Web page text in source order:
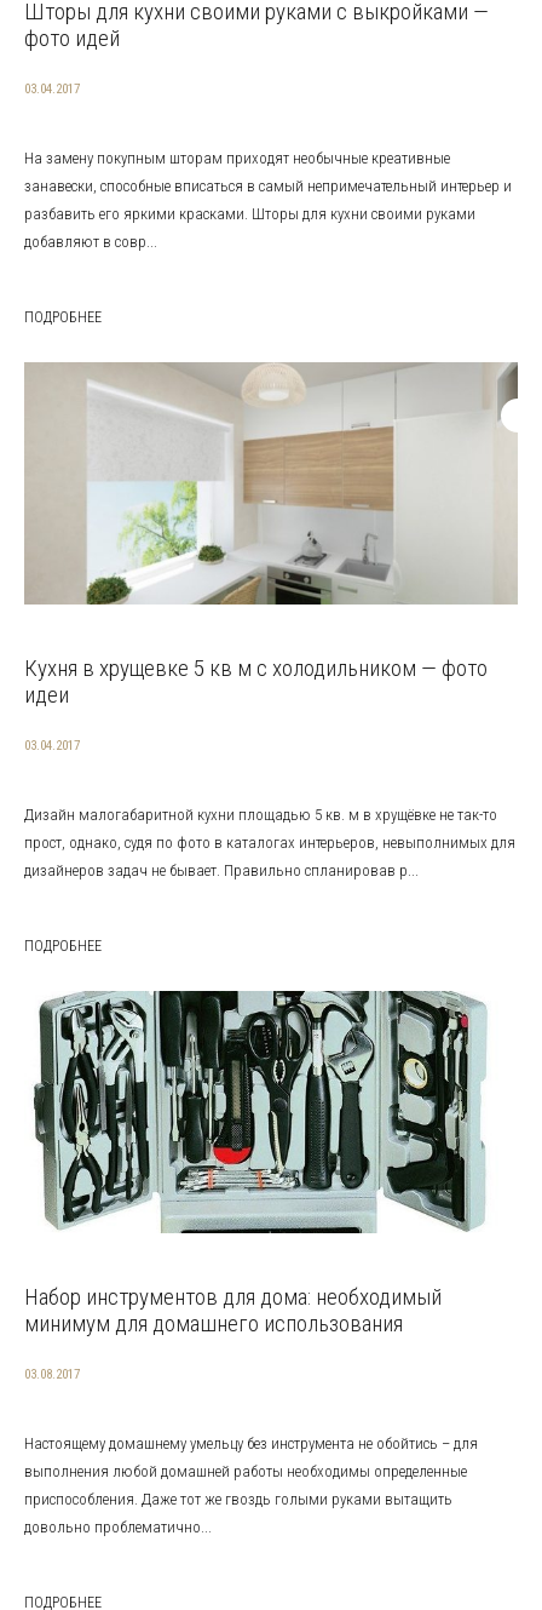
Шторы для кухни своими руками с выкройками —
фото идей
03.04.2017
На замену покупным шторам приходят необычные креативные
занавески, способные вписаться в самый непримечательный интерьер и
разбавить его яркими красками. Шторы для кухни своими руками
добавляют в совр...
ПОДРОБНЕЕ
Кухня в хрущевке 5 кв м с холодильником — фото
идеи
03.04.2017
Дизайн малогабаритной кухни площадью 5 кв. м в хрущёвке не так-то
прост, однако, судя по фото в каталогах интерьеров, невыполнимых для
дизайнеров задач не бывает. Правильно спланировав р...
ПОДРОБНЕЕ
Набор инструментов для дома: необходимый
минимум для домашнего использования
03.08.2017
Настоящему домашнему умельцу без инструмента не обойтись – для
выполнения любой домашней работы необходимы определенные
приспособления. Даже тот же гвоздь голыми руками вытащить
довольно проблематично...
ПОДРОБНЕЕ